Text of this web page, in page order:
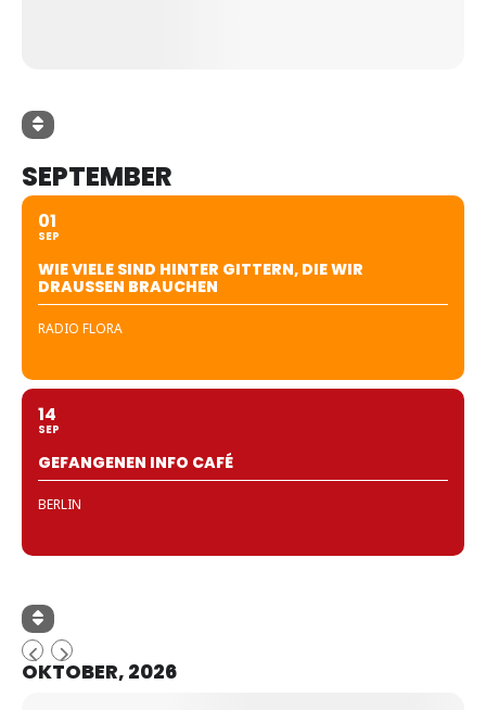
SEPTEMBER
01
SEP
WIE VIELE SIND HINTER GITTERN, DIE WIR
DRAUSSEN BRAUCHEN
RADIO FLORA
14
SEP
GEFANGENEN INFO CAFÉ
BERLIN
OKTOBER, 2026